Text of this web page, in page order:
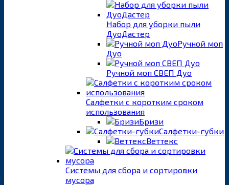
Набор для уборки пыли
ДуоДастер
Ручной моп
Дуо
Ручной моп СВЕП Дуо
Салфетки с коротким сроком
использования
Бризи
Салфетки-губки
Веттекс
Системы для сбора и сортировки
мусора